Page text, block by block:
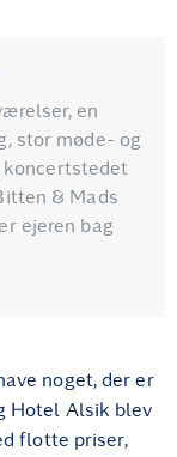
en
stor møde- og
& Mads
ejeren bag
noget, der er
Hotel Alsik blev
flotte priser,